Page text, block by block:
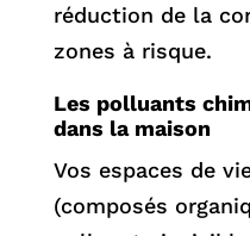
réduction de la
zones à risque.
Les polluants
dans la maison
Vos espaces de
(composés